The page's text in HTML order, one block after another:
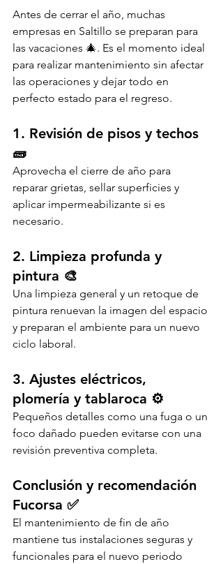
Antes de cerrar el año, muchas
empresas en Saltillo se preparan para
las vacaciones 🎄. Es el momento ideal
para realizar mantenimiento sin afectar
las operaciones y dejar todo en
perfecto estado para el regreso.
1. Revisión de pisos y techos
🧱
Aprovecha el cierre de año para
reparar grietas, sellar superficies y
aplicar impermeabilizante si es
necesario.
2. Limpieza profunda y
pintura 🎨
Una limpieza general y un retoque de
pintura renuevan la imagen del espacio
y preparan el ambiente para un nuevo
ciclo laboral.
3. Ajustes eléctricos,
plomería y tablaroca ⚙️
Pequeños detalles como una fuga o un
foco dañado pueden evitarse con una
revisión preventiva completa.
Conclusión y recomendación
Fucorsa ✅
El mantenimiento de fin de año
mantiene tus instalaciones seguras y
funcionales para el nuevo periodo